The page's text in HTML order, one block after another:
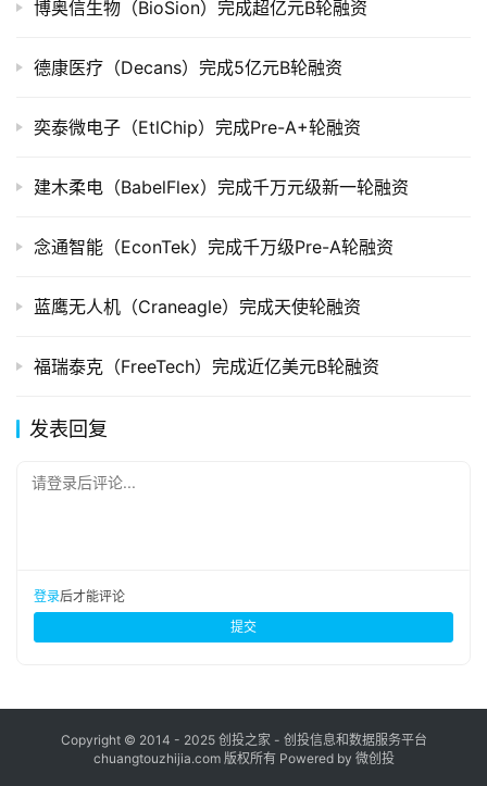
创
业
院
博奥信生物（BioSion）完成超亿元B轮融资
德康医疗（Decans）完成5亿元B轮融资
奕泰微电子（EtlChip）完成Pre-A+轮融资
建木柔电（BabelFlex）完成千万元级新一轮融资
念通智能（EconTek）完成千万级Pre-A轮融资
蓝鹰无人机（Craneagle）完成天使轮融资
福瑞泰克（FreeTech）完成近亿美元B轮融资
发表回复
请登录后评论...
登录后才能评论
提交
Copyright © 2014 - 2025 创投之家 - 创投信息和数据服务平台
chuangtouzhijia.com 版权所有 Powered by 微创投